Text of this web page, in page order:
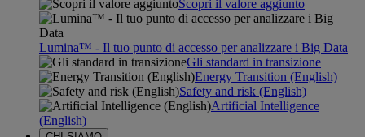
Scopri il valore aggiunto
Lumina™ - Il tuo punto di accesso per analizzare i Big Data
Gli standard in transizione
Energy Transition (English)
Safety and risk (English)
Artificial Intelligence
(English)